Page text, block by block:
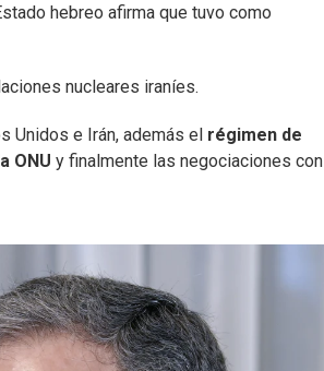
hebreo afirma que tuvo como
nucleares iraníes.
Unidos e Irán, además el régimen de
ONU y finalmente las negociaciones con